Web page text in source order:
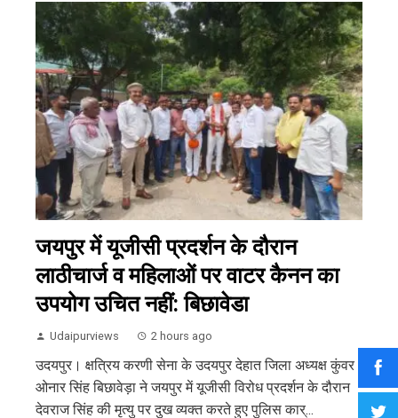
जयपुर में यूजीसी प्रदर्शन के दौरान
लाठीचार्ज व महिलाओं पर वाटर कैनन का
उपयोग उचित नहीं: बिछावेडा
Udaipurviews 2 hours ago
उदयपुर। क्षत्रिय करणी सेना के उदयपुर देहात जिला अध्यक्ष कुंवर
ओनार सिंह बिछावेड़ा ने जयपुर में यूजीसी विरोध प्रदर्शन के दौरान
देवराज सिंह की मृत्यु पर दुख व्यक्त करते हुए पुलिस कार्...